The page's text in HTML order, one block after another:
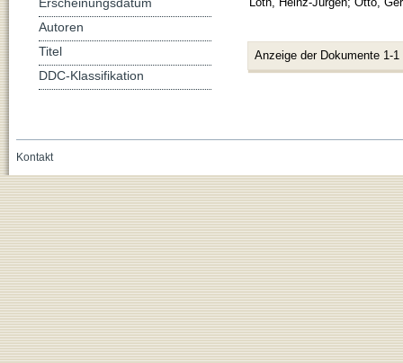
Anzeige der Dokumente 1-1
Erscheinungsdatum
Autoren
Titel
DDC-Klassifikation
Kontakt